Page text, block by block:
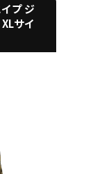
プ ジ
サイ